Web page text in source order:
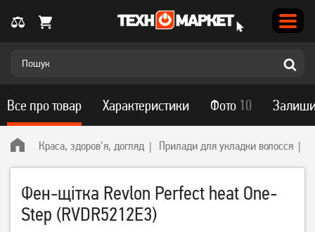
Краса, здоров'я, догляд Прилади для укладки волосся
Фен-щітка Revlon Perfect heat One-
Step (RVDR5212E3)
Все про товар Характеристики Фото 10